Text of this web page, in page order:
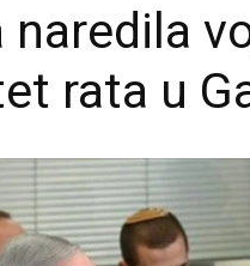
naredila
rata u